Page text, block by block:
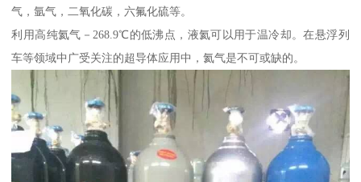
气，氩气，二氧化碳，六氟化硫等。
利用高纯氦气－268.9℃的低沸点，液氦可以用于温冷却。在悬浮列
车等领域中广受关注的超导体应用中，氦气是不可或缺的。